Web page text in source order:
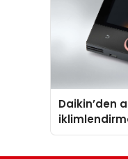
Daikin’den
Madoka